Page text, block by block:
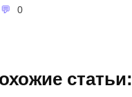
0
статьи: